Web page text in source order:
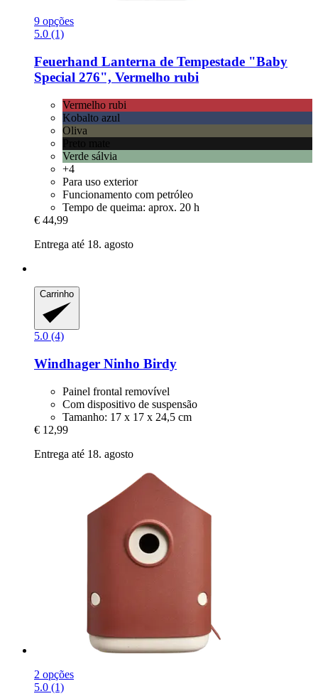
9 opções
5.0 (1)
Feuerhand Lanterna de Tempestade "Baby
Special 276", Vermelho rubi
Vermelho rubi
Kobalto azul
Oliva
Verde sálvia
+4
Para uso exterior
Funcionamento com petróleo
Tempo de queima: aprox. 20 h
€ 44,99
Entrega até 18. agosto
Carrinho
5.0 (4)
Windhager Ninho Birdy
Painel frontal removível
Com dispositivo de suspensão
Tamanho: 17 x 17 x 24,5 cm
€ 12,99
Entrega até 18. agosto
2 opções
5.0 (1)